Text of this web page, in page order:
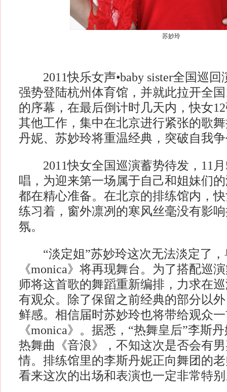
苏妙玲
2011快乐女声•baby sister全国巡回
强势登陆杭州体育馆，并就此拉开全
的序幕，在最后倒计时几天内，快女
其他工作，集中在北京进行紧张的歌
丹妮、苏妙玲将重温经典，突破自我
2011快女全国巡演蓄势待发，11月
唱，为迎来第一场属于自己和姐妹们
都在精心准备。在北京的排练馆内，
练习着，窗外凛冽的寒风丝毫没有影
氛。
“淡定姐”苏妙玲这次无法淡定了，
《monica》将再现舞台。为了搭配巡
师将这首歌的舞蹈重新编排，力求在
有观众。除了保留之前经典的部分以
鲜感。相信届时苏妙玲也将带给观众
《monica》。据悉，“热舞皇后”李斯
热舞曲《音浪》，不知这次是否会有
情。排练馆里的李斯丹妮正向舞团的
看来这次的出场和表演也一定非常特